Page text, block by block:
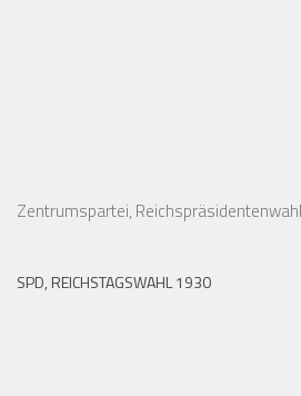
Zentrumspartei,
SPD, REICHSTAGSWAHL 1930